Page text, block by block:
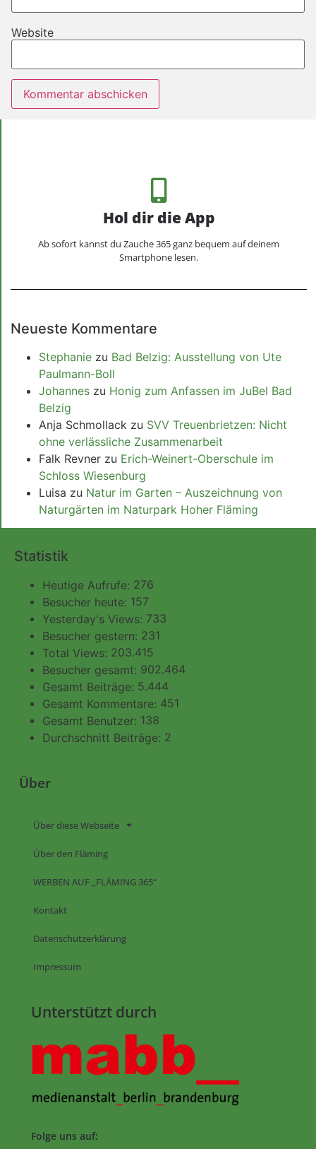
Website
Hol dir die App
Ab sofort kannst du Zauche 365 ganz bequem auf deinem
Smartphone lesen.
Neueste Kommentare
Stephanie zu Bad Belzig: Ausstellung von Ute
Paulmann-Boll
Johannes zu Honig zum Anfassen im JuBel Bad
Belzig
Anja Schmollack zu SVV Treuenbrietzen: Nicht
ohne verlässliche Zusammenarbeit
Falk Revner zu Erich-Weinert-Oberschule im
Schloss Wiesenburg
Luisa zu Natur im Garten – Auszeichnung von
Naturgärten im Naturpark Hoher Fläming
Statistik
Heutige Aufrufe: 276
Besucher heute: 157
Yesterday's Views: 733
Besucher gestern: 231
Total Views: 203.415
Besucher gesamt: 902.464
Gesamt Beiträge: 5.444
Gesamt Kommentare: 451
Gesamt Benutzer: 138
Durchschnitt Beiträge: 2
Über
Über diese Webseite
Über den Fläming
WERBEN AUF „FLÄMING 365“
Kontakt
Datenschutzerklärung
Impressum
Unterstützt durch
Folge uns auf: